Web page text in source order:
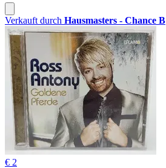
Verkauft durch Hausmasters - Chance B
€ 2